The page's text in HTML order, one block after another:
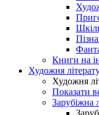
Книги на
Художня
Художня
Показати
Зарубіжна